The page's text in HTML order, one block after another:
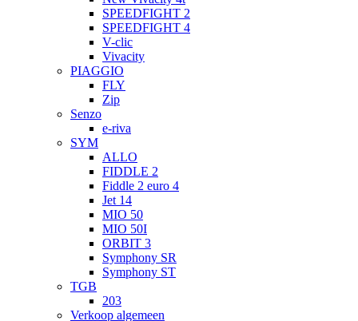
SPEEDFIGHT 2
SPEEDFIGHT 4
V-clic
Vivacity
PIAGGIO
FLY
Zip
Senzo
e-riva
SYM
ALLO
FIDDLE 2
Fiddle 2 euro 4
Jet 14
MIO 50
MIO 50I
ORBIT 3
Symphony SR
Symphony ST
TGB
203
Verkoop algemeen